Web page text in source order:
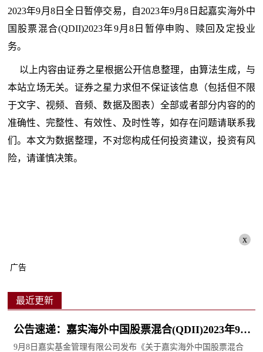
2023年9月8日全日暂停交易，自2023年9月8日起嘉实海外中
国股票混合(QDII)2023年9月8日暂停申购、赎回及定投业
务。
以上内容由证券之星根据公开信息整理，由算法生成，与
本站立场无关。证券之星力求但不保证该信息（包括但不限
于文字、视频、音频、数据及图表）全部或者部分内容的的
准确性、完整性、有效性、及时性等，如存在问题请联系我
们。本文为数据整理，不对您构成任何投资建议，投资有风
险，请谨慎决策。
x
广告
最近更新
公告速递：嘉实海外中国股票混合(QDII)2023年9月
8日暂停申购、赎回及定投业务
9月8日嘉实基金管理有限公司发布《关于嘉实海外中国股票混合